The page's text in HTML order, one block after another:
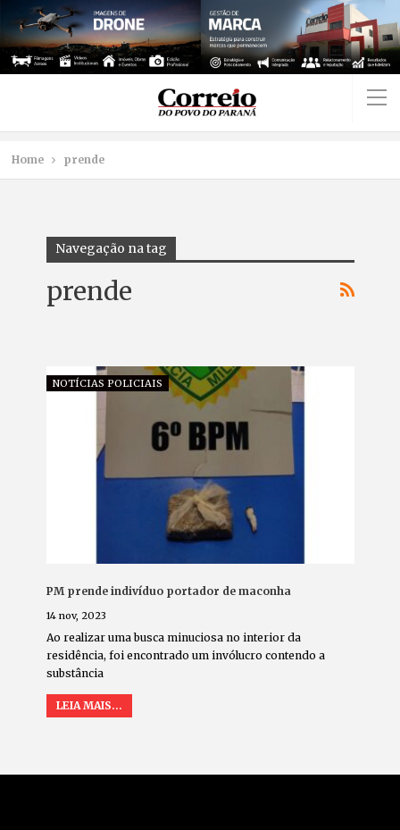
Home prende
Navegação na tag
prende
NOTÍCIAS POLICIAIS
PM prende indivíduo portador de maconha
14 nov, 2023
Ao realizar uma busca minuciosa no interior da
residência, foi encontrado um invólucro contendo a
substância
LEIA MAIS...